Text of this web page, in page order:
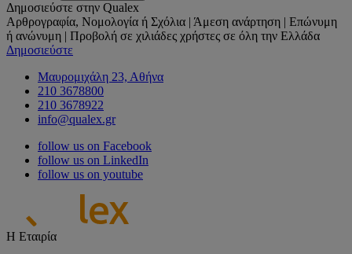
Δημοσιεύστε στην Qualex
Αρθρογραφία, Νομολογία ή Σχόλια | Άμεση ανάρτηση | Επώνυμη
ή ανώνυμη | Προβολή σε χιλιάδες χρήστες σε όλη την Ελλάδα
Δημοσιεύστε
Μαυρομιχάλη 23, Αθήνα
210 3678800
210 3678922
info@qualex.gr
follow us on Facebook
follow us on LinkedIn
follow us on youtube
Η Εταιρία